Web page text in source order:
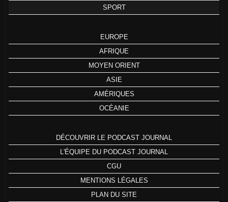
SPORT
EUROPE
AFRIQUE
MOYEN ORIENT
ASIE
AMÉRIQUES
OCÉANIE
DÉCOUVRIR LE PODCAST JOURNAL
L'ÉQUIPE DU PODCAST JOURNAL
CGU
MENTIONS LÉGALES
PLAN DU SITE